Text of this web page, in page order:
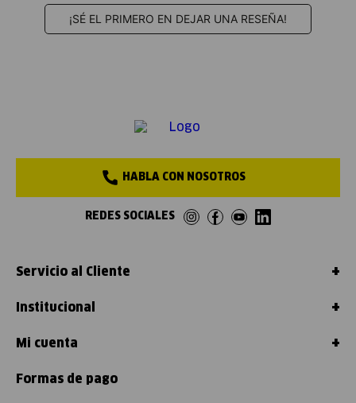
¡SÉ EL PRIMERO EN DEJAR UNA RESEÑA!
HABLA CON NOSOTROS
REDES SOCIALES
Servicio al Cliente +
Institucional +
Mi cuenta +
Formas de pago